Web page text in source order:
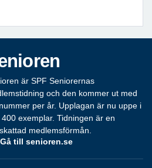
är SPF Seniorernas
och den kommer ut med
per år. Upplagan är nu uppe i
400 exemplar. Tidningen är en
medlemsförmån.
Gå till senioren.se